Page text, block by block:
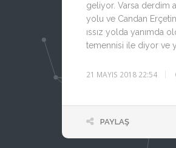
geliyor. Varsa derdim
yolu ve Candan
ıssız yolda yanımda
temennisi ile diyor ve
21 MAYIS 2018 22:54
PAYLAŞ